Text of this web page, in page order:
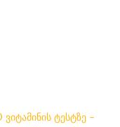
ტესტზე –